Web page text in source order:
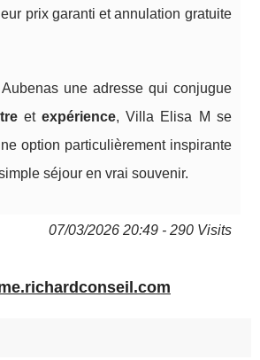
prix garanti et annulation gratuite
une adresse qui conjugue
etexpérience, Villa Elisa M se
option particulièrement inspirante
séjour en vrai souvenir.
07/03/2026 20:49 - 290 Visits